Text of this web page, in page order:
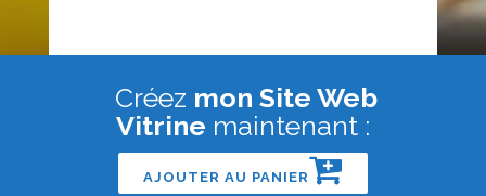
Créez mon Site Web
Vitrine maintenant :
AJOUTER AU PANIER